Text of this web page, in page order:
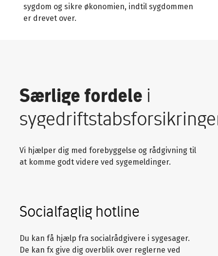
sygdom og sikre økonomien, indtil sygdommen
er drevet over.
Særlige fordele i
Vi hjælper dig med forebyggelse og rådgivning til
at komme godt videre ved sygemeldinger.
Socialfaglig hotline
Du kan få hjælp fra socialrådgivere i sygesager.
De kan fx give dig overblik over reglerne ved